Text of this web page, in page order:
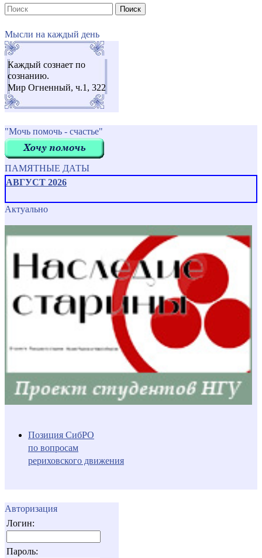
Поиск
Мысли на каждый день
Каждый сознает по
сознанию.
Мир Огненный, ч.1, 322
"Мочь помочь - счастье"
ПАМЯТНЫЕ ДАТЫ
АВГУСТ 2026
Актуально
Позиция СибРО
по вопросам
рериховского движения
Авторизация
Логин:
Пароль: